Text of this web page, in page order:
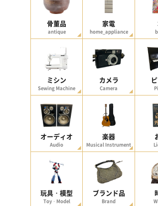
骨董品
antique
家電
home_appliance
ミシン
Sewing Machine
カメラ
Camera
オーディオ
Audio
楽器
Musical Instrument
玩具・模型
Toy・Model
ブランド品
Brand